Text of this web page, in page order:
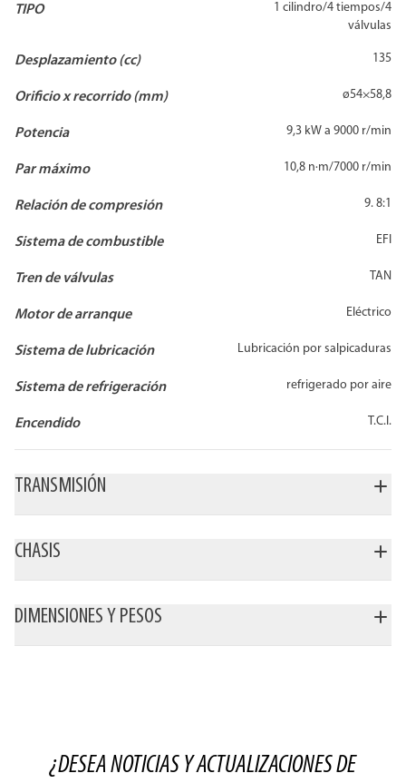
TIPO
1 cilindro/4 tiempos/4
válvulas
Desplazamiento (cc) 135
Orificio x recorrido (mm) ø54×58,8
Potencia 9,3 kW a 9000 r/min
Par máximo 10,8 n·m/7000 r/min
Relación de compresión 9. 8:1
Sistema de combustible EFI
Tren de válvulas TAN
Motor de arranque Eléctrico
Sistema de lubricación Lubricación por salpicaduras
Sistema de refrigeración refrigerado por aire
Encendido T.C.I.
TRANSMISIÓN
CHASIS
DIMENSIONES Y PESOS
¿DESEA NOTICIAS Y ACTUALIZACIONES DE